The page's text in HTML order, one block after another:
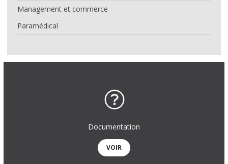
Management et commerce
Paramédical
Documentation
VOIR